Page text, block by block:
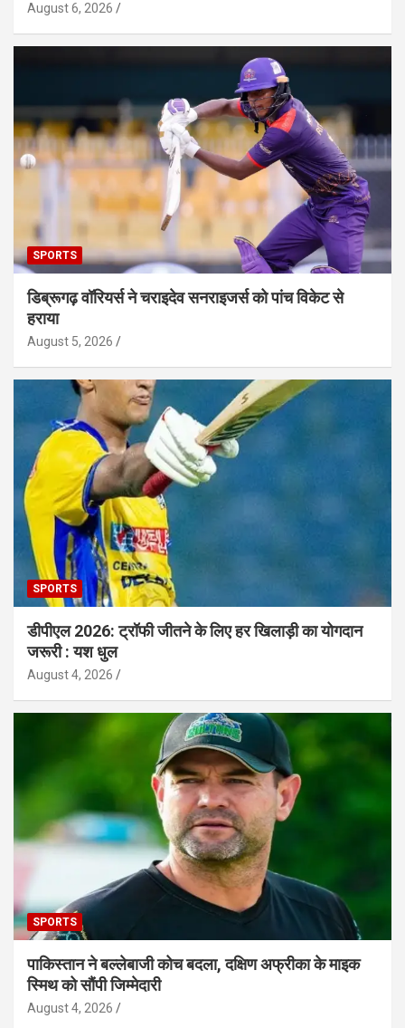
August 6, 2026
SPORTS
डिब्रूगढ़ वॉरियर्स ने चराइदेव सनराइजर्स को पांच विकेट से
हराया
August 5, 2026
SPORTS
डीपीएल 2026: ट्रॉफी जीतने के लिए हर खिलाड़ी का योगदान
जरूरी : यश धुल
August 4, 2026
SPORTS
पाकिस्तान ने बल्लेबाजी कोच बदला, दक्षिण अफ्रीका के माइक
स्मिथ को सौंपी जिम्मेदारी
August 4, 2026